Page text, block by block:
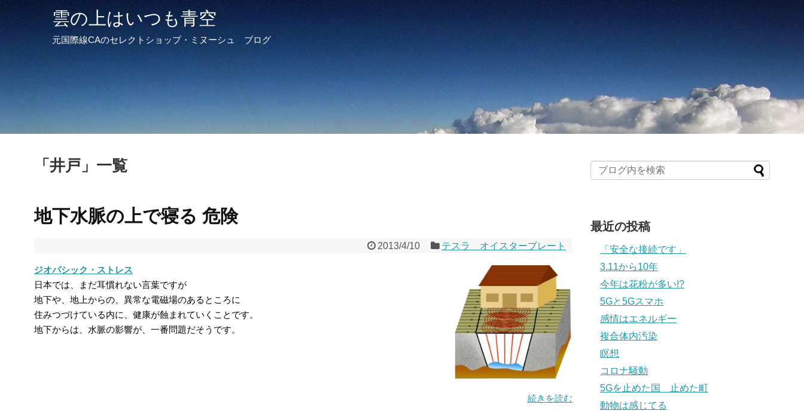
雲の上はいつも青空
元国際線CAのセレクトショップ・ミヌーシュ ブログ
「 井戸 」 一覧
地下水脈の上で寝る 危険
2013/4/10 テスラ オイスタープレート
ジオパシック・ストレス
日本では、まだ耳慣れない言葉ですが
地下や、地上からの、異常な電磁場のあるところに
住みつづけている内に、健康が蝕まれていくことです。
地下からは、水脈の影響が、一番問題だそうです。
続きを読む
最近の投稿
「安全な接続です」
3.11から10年
今年は花粉が多い!?
5Gと5Gスマホ
感情はエネルギー
複合体内汚染
瞑想
コロナ騒動
5Gを止めた国 止めた町
動物は感じてる